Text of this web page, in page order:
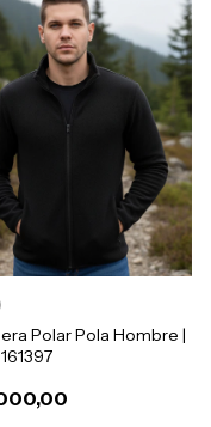
Polar Pola Hombre |